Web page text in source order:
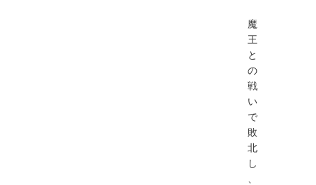
魔
王
と
の
戦
い
で
敗
北
し